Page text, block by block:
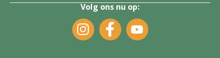
Volg ons nu op: